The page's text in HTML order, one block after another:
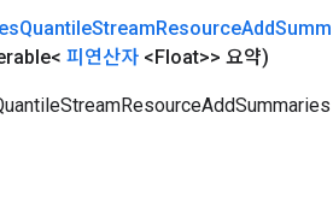
QuantileStreamResourceAdd
피연산자 <Float>> 요약)